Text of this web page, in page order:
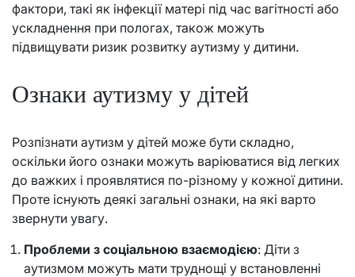
фактори, такі як інфекції матері під час вагітності або
ускладнення при пологах, також можуть
підвищувати ризик розвитку аутизму у дитини.
Ознаки аутизму у дітей
Розпізнати аутизм у дітей може бути складно,
оскільки його ознаки можуть варіюватися від легких
до важких і проявлятися по-різному у кожної дитини.
Проте існують деякі загальні ознаки, на які варто
звернути увагу.
Проблеми з соціальною взаємодією: Діти з
аутизмом можуть мати труднощі у встановленні